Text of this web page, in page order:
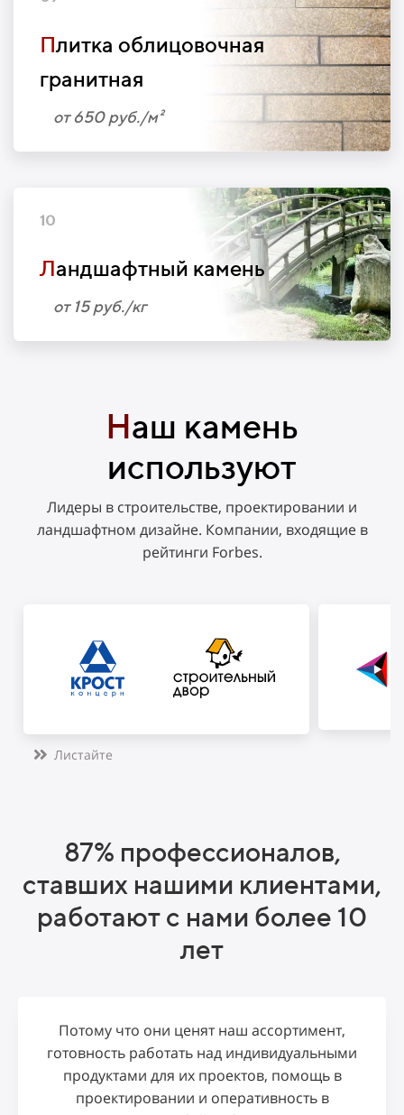
Плитка облицовочная
гранитная
от 650 руб./м²
10
Ландшафтный камень
от 15 руб./кг
Наш камень
используют
Лидеры в строительстве, проектировании и
ландшафтном дизайне. Компании, входящие в
рейтинги Forbes.
Листайте
87% профессионалов,
ставших нашими клиентами,
работают с нами более 10
лет
Потому что они ценят наш ассортимент,
готовность работать над индивидуальными
продуктами для их проектов, помощь в
проектировании и оперативность в